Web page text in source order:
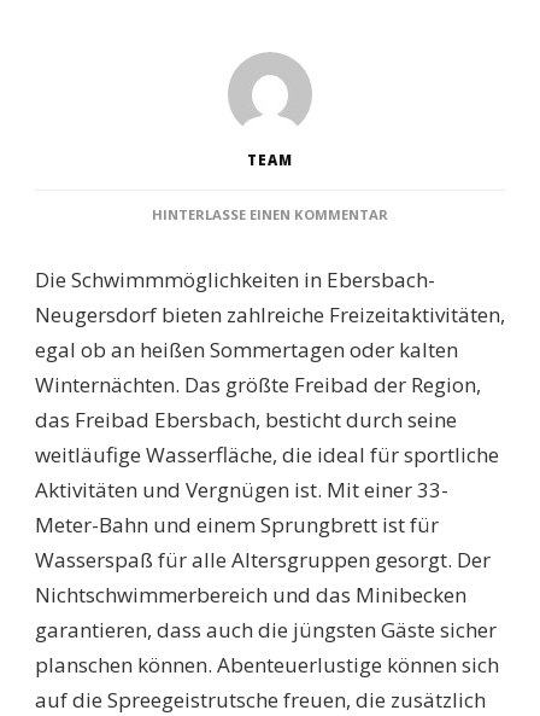
TEAM
HINTERLASSE EINEN KOMMENTAR
NEUGERSDORF:
ENTDECKEN
SIE
DIE
FÜR
UND
WINTER!
Die Schwimmmöglichkeiten in Ebersbach-
Neugersdorf bieten zahlreiche Freizeitaktivitäten,
egal ob an heißen Sommertagen oder kalten
Winternächten. Das größte Freibad der Region,
das Freibad Ebersbach, besticht durch seine
weitläufige Wasserfläche, die ideal für sportliche
Aktivitäten und Vergnügen ist. Mit einer 33-
Meter-Bahn und einem Sprungbrett ist für
Wasserspaß für alle Altersgruppen gesorgt. Der
Nichtschwimmerbereich und das Minibecken
garantieren, dass auch die jüngsten Gäste sicher
planschen können. Abenteuerlustige können sich
auf die Spreegeistrutsche freuen, die zusätzlich